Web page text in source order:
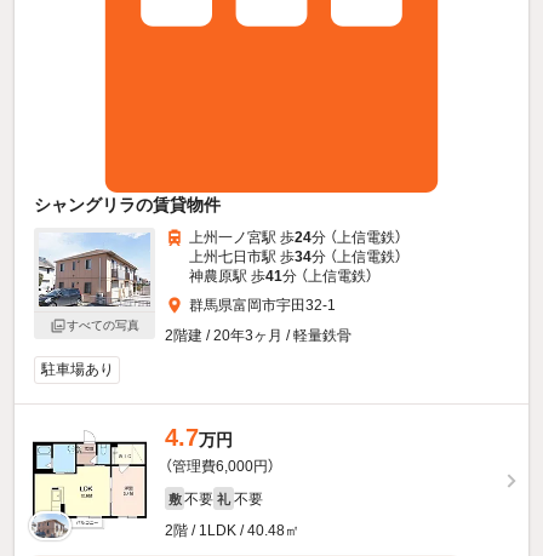
シャングリラの賃貸物件
すべての写真
上州一ノ宮駅 歩24分 （上信電鉄）
上州七日市駅 歩34分 （上信電鉄）
神農原駅 歩41分 （上信電鉄）
群馬県富岡市宇田32-1
2階建 / 20年3ヶ月 / 軽量鉄骨
駐車場あり
4.7万円
（管理費6,000円）
敷 不要 礼 不要
2階 / 1LDK / 40.48㎡